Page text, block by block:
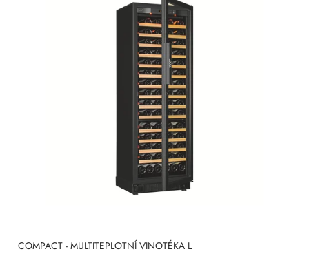
COMPACT - MULTITEPLOTNÍ VINOTÉKA L